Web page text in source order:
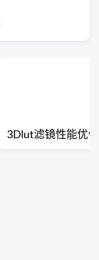
3Dlut滤镜性能优化